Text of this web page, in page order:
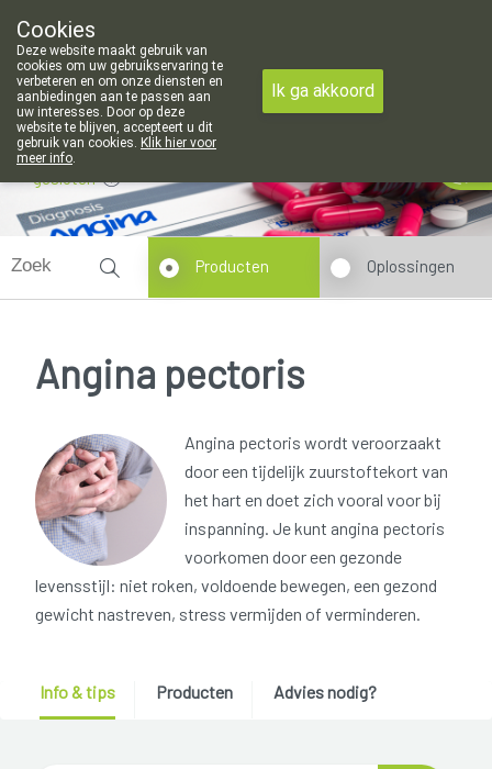
011/340400
gesloten
Producten Oplossingen
Angina pectoris
Angina pectoris wordt veroorzaakt
door een tijdelijk zuurstoftekort van
het hart en doet zich vooral voor bij
inspanning. Je kunt angina pectoris
voorkomen door een gezonde
levensstijl: niet roken, voldoende bewegen, een gezond
gewicht nastreven, stress vermijden of verminderen.
Info & tips Producten Advies nodig?
Cookies
Deze website maakt gebruik van
cookies om uw gebruikservaring te
verbeteren en om onze diensten en
aanbiedingen aan te passen aan
uw interesses. Door op deze
website te blijven, accepteert u dit
gebruik van cookies. Klik hier voor
meer info.
Ik ga akkoord